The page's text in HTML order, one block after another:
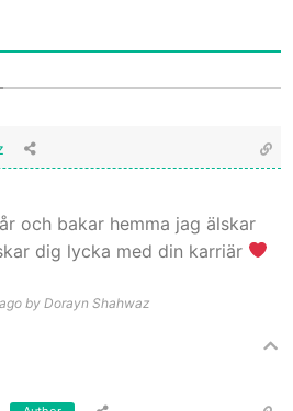
och bakar hemma jag älskar
dig lycka med din karriär
by Dorayn Shahwaz